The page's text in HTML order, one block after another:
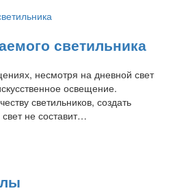
светильника
несмотря на дневной свет
освещение.
светильников, создать
не составит…